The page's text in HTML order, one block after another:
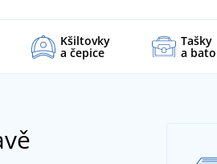
Kšiltovky
a čepice
Tašky
a